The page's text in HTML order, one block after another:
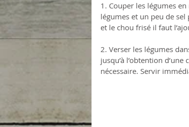
1. Couper les légumes
légumes et un peu de sel
et le chou frisé il faut
2. Verser les légumes
jusqu’à l’obtention
nécessaire. Servir